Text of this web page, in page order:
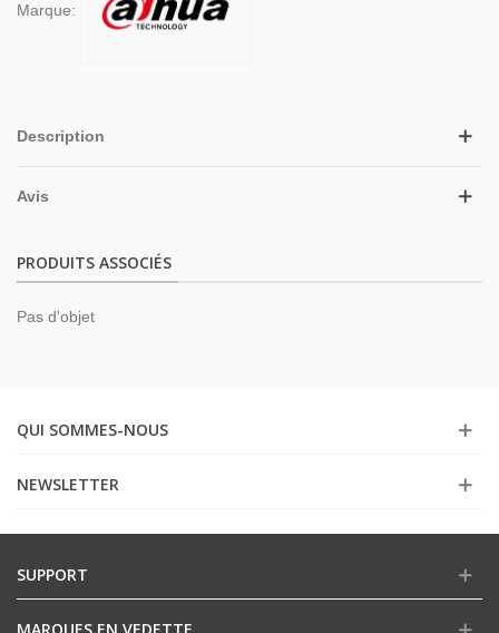
Marque:
Description
Avis
PRODUITS ASSOCIÉS
Pas d'objet
QUI SOMMES-NOUS
NEWSLETTER
SUPPORT